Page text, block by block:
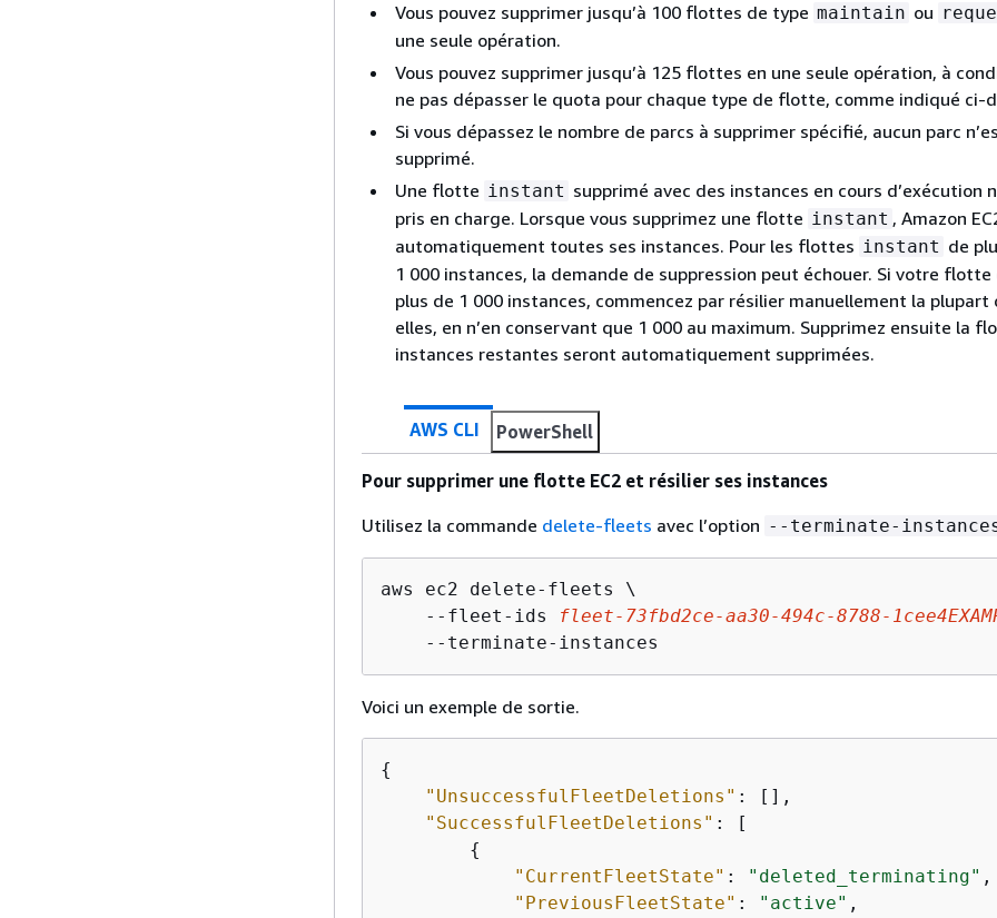
Vous pouvez supprimer jusqu’à 100 flottes de type maintain ou
une seule opération.
Vous pouvez supprimer jusqu’à 125 flottes en une seule opération, à
ne pas dépasser le quota pour chaque type de flotte, comme indiqué ci-
Si vous dépassez le nombre de parcs à supprimer spécifié, aucun parc
supprimé.
Une flotte instant supprimé avec des instances en cours d’exécution
pris en charge. Lorsque vous supprimez une flotte instant , Amazon
automatiquement toutes ses instances. Pour les flottes instant de
1 000 instances, la demande de suppression peut échouer. Si votre flotte
plus de 1 000 instances, commencez par résilier manuellement la plupart
elles, en n’en conservant que 1 000 au maximum. Supprimez ensuite la
instances restantes seront automatiquement supprimées.
AWS CLI PowerShell
Pour supprimer une flotte EC2 et résilier ses instances
Utilisez la commande delete-fleets avec l’option --terminate-
aws ec2 delete-fleets \
    --fleet-ids
fleet-73fbd2ce-aa30-494c-8788-
    --terminate-instances
Voici un exemple de sortie.
{
"UnsuccessfulFleetDeletions" : [],
"SuccessfulFleetDeletions" : [
{
"CurrentFleetState" : "deleted_terminating" ,
"PreviousFleetState" : "active" ,